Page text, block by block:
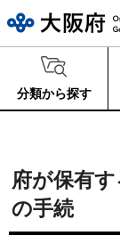
分類から探す
府が保有
の手続